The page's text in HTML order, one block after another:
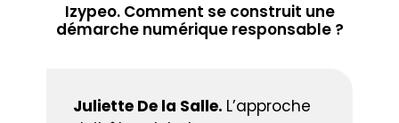
Izypeo. Comment se construit une
démarche numérique responsable ?
Juliette De la Salle. L’approche